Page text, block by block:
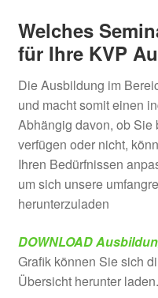
Welches
für Ihre KVP
Die Ausbildung im
und macht somit einen
Abhängig davon, ob Sie
verfügen oder nicht,
Ihren Bedürfnissen
um sich unsere
herunterzuladen
DOWNLOAD
Grafik können Sie sich
Übersicht herunter laden.